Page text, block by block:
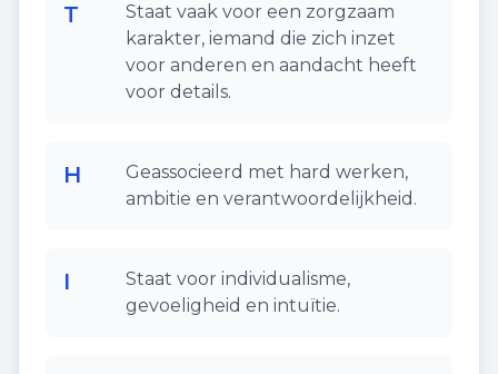
T
Staat vaak voor een zorgzaam
karakter, iemand die zich inzet
voor anderen en aandacht heeft
voor details.
H
Geassocieerd met hard werken,
ambitie en verantwoordelijkheid.
I
Staat voor individualisme,
gevoeligheid en intuïtie.